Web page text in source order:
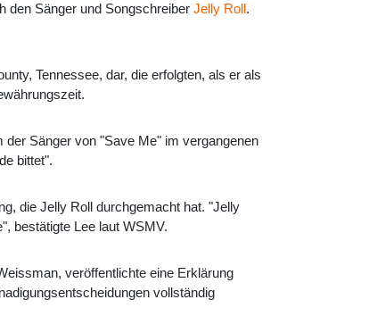
den Sänger und Songschreiber Jelly Roll .
Tennessee, dar, die erfolgten, als er als
Sänger von "Save Me" im vergangenen
bittet".
die Jelly Roll durchgemacht hat. "Jelly
bestätigte Lee laut WSMV.
veröffentlichte eine Erklärung
vollständig